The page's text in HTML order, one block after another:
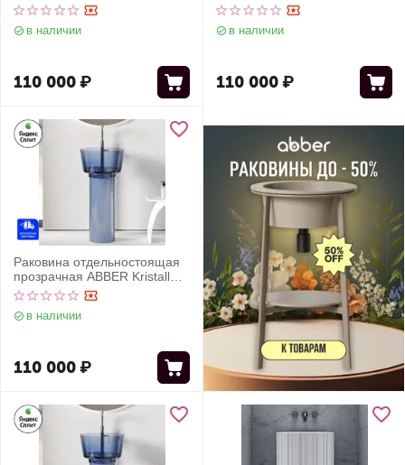
AT2702Vesuvian оливковая
в наличии
110 000₽
AT2702Vesuvian-H оливковая
в наличии
110 000₽
Раковина отдельностоящая
прозрачная ABBER Kristall
AT2702Saphir синяя
в наличии
110 000₽